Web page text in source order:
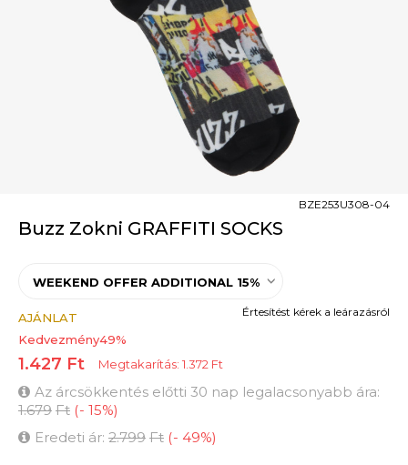
Buzz Zokni GRAFFITI SOCKS
BZE253U308-04
WEEKEND OFFER ADDITIONAL 15%
AJÁNLAT
Kedvezmény49%
1.427 Ft Megtakarítás: 1.372 Ft
Az árcsökkentés előtti 30 nap legalacsonyabb ára:
1.679 Ft (- 15%)
Eredeti ár: 2.799 Ft (- 49%)
Értesítést kérek a leárazásról